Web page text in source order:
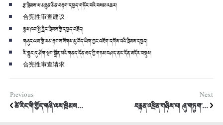
རྩ་ཁྲིམས་ལ་མཐུན་མིན་བརྟག་དཔྱད་གཏོང་བའི་བསམ་འཆར།
合宪性审查建议
རྒྱལ་ཁབ་སྤྱི་གླིང་ཁྲིམས་ཀྱི་དཔྱད་བརྗོད།
གཞུང་ལམ་གྱི་ལམ་རྟགས་སོགས་སུ་བོད་ཡིག་ཀྱང་འཇོག་དགོས་པའི་ཁྲིམས་དཔྱད།
རི་ཀླུང་དུ་ཤོག་སྦག་སྒྲོན་པའི་གནད་དོན་ཐད་ཀྱི་གཏམ་བཤད་ནང་དོན་མདོར་བསྡུས།
合宪性审查请求
Previous
ཚེ་རིང་གི་གྱོད་གཞི་ལས་ཁྲིམས...
Next
བརྙན་འཕྲིན་གཉིས་པ། ཞུ་གཏུག་...